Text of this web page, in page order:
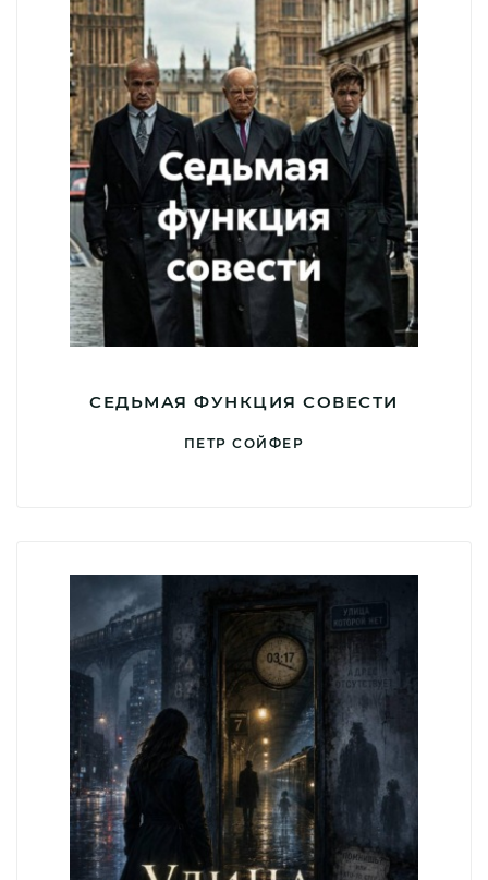
СЕДЬМАЯ ФУНКЦИЯ СОВЕСТИ
ПЕТР СОЙФЕР